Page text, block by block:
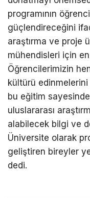
programının
güçlendireceğini
araştırma ve proje
mühendisleri için
Öğrencilerimizin
kültürü
bu eğitim
uluslararası
alabilecek bilgi ve
Üniversite olarak
geliştiren bireyler
dedi.